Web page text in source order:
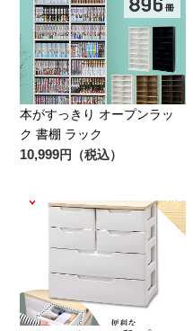
本がすっきり オープンラッ
ク 書棚 ラック
10,999円（税込）